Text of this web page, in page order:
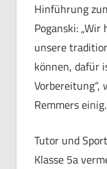
Hinführung
Poganski:
unsere
können, dafür
Vorbereitung“,
Remmers einig.
Tutor und
Klasse 5a